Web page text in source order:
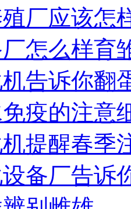
厂应该怎
怎么样育
告诉你翻
疫的注意
提醒春季
备厂告诉